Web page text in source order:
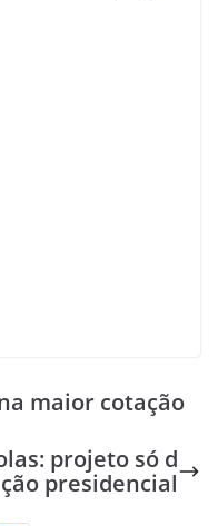
maior cotação
projeto só d
presidencial